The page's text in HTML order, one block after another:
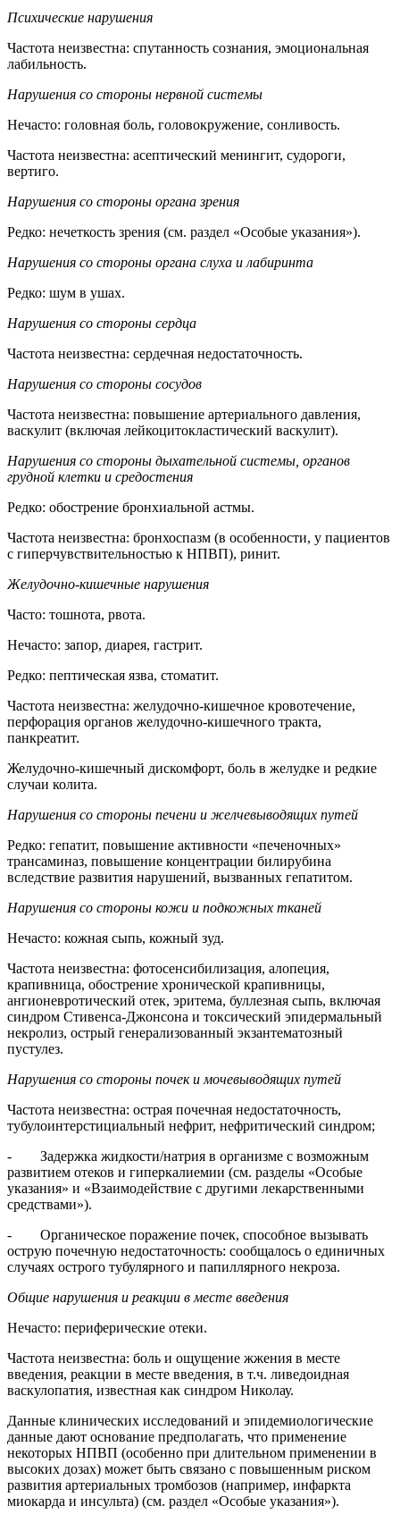
Психические нарушения
Частота неизвестна: спутанность сознания, эмоциональная
лабильность.
Нарушения со стороны нервной системы
Нечасто: головная боль, головокружение, сонливость.
Частота неизвестна: асептический менингит, судороги,
вертиго.
Нарушения со стороны органа зрения
Редко: нечеткость зрения (см. раздел «Особые указания»).
Нарушения со стороны органа слуха и лабиринта
Редко: шум в ушах.
Нарушения со стороны сердца
Частота неизвестна: сердечная недостаточность.
Нарушения со стороны сосудов
Частота неизвестна: повышение артериального давления,
васкулит (включая лейкоцитокластический васкулит).
Нарушения со стороны дыхательной системы, органов
грудной клетки и средостения
Редко: обострение бронхиальной астмы.
Частота неизвестна: бронхоспазм (в особенности, у пациентов
с гиперчувствительностью к НПВП), ринит.
Желудочно-кишечные нарушения
Часто: тошнота, рвота.
Нечасто: запор, диарея, гастрит.
Редко: пептическая язва, стоматит.
Частота неизвестна: желудочно-кишечное кровотечение,
перфорация органов желудочно-кишечного тракта,
панкреатит.
Желудочно-кишечный дискомфорт, боль в желудке и редкие
случаи колита.
Нарушения со стороны печени и желчевыводящих путей
Редко: гепатит, повышение активности «печеночных»
трансаминаз, повышение концентрации билирубина
вследствие развития нарушений, вызванных гепатитом.
Нарушения со стороны кожи и подкожных тканей
Нечасто: кожная сыпь, кожный зуд.
Частота неизвестна: фотосенсибилизация, алопеция,
крапивница, обострение хронической крапивницы,
ангионевротический отек, эритема, буллезная сыпь, включая
синдром Стивенса-Джонсона и токсический эпидермальный
некролиз, острый генерализованный экзантематозный
пустулез.
Нарушения со стороны почек и мочевыводящих путей
Частота неизвестна: острая почечная недостаточность,
тубулоинтерстициальный нефрит, нефритический синдром;
- Задержка жидкости/натрия в организме с возможным
развитием отеков и гиперкалиемии (см. разделы «Особые
указания» и «Взаимодействие с другими лекарственными
средствами»).
- Органическое поражение почек, способное вызывать
острую почечную недостаточность: сообщалось о единичных
случаях острого тубулярного и папиллярного некроза.
Общие нарушения и реакции в месте введения
Нечасто: периферические отеки.
Частота неизвестна: боль и ощущение жжения в месте
введения, реакции в месте введения, в т.ч. ливедоидная
васкулопатия, известная как синдром Николау.
Данные клинических исследований и эпидемиологические
данные дают основание предполагать, что применение
некоторых НПВП (особенно при длительном применении в
высоких дозах) может быть связано с повышенным риском
развития артериальных тромбозов (например, инфаркта
миокарда и инсульта) (см. раздел «Особые указания»).